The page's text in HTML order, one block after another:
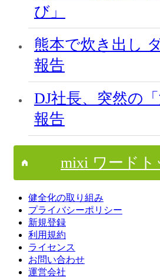
び」
熊本で炊き出し
報告
DJ社長、突然の「
報告
mixi ワードト
健全化の取り組み
プライバシーポリシー
新規登録
利用規約
ライセンス
お問い合わせ
運営会社